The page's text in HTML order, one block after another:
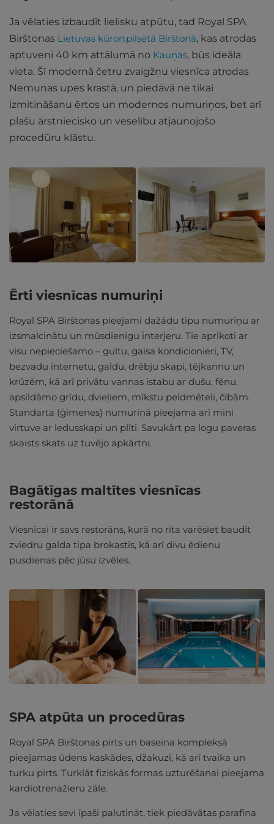
Ja vēlaties izbaudīt lielisku atpūtu, tad Royal SPA
Birštonas Lietuvas kūrortpilsētā Birštonā, kas atrodas
aptuveni 40 km attālumā no Kauņas, būs ideāla
vieta. Šī modernā četru zvaigžņu viesnīca atrodas
Nemunas upes krastā, un piedāvā ne tikai
izmitināšanu ērtos un modernos numuriņos, bet arī
plašu ārstniecisko un veselību atjaunojošo
procedūru klāstu.
Ērti viesnīcas numuriņi
Royal SPA Birštonas pieejami dažādu tipu numuriņu ar
izsmalcinātu un mūsdienīgu interjeru. Tie aprīkoti ar
visu nepieciešamo – gultu, gaisa kondicionieri, TV,
bezvadu internetu, galdu, drēbju skapi, tējkannu un
krūzēm, kā arī privātu vannas istabu ar dušu, fēnu,
apsildāmo grīdu, dvieļiem, mīkstu peldmēteli, čībām.
Standarta (ģimenes) numuriņā pieejama arī mini
virtuve ar ledusskapi un plīti. Savukārt pa logu paveras
skaists skats uz tuvējo apkārtni.
Bagātīgas maltītes viesnīcas
restorānā
Viesnīcai ir savs restorāns, kurā no rīta varēsiet baudīt
zviedru galda tipa brokastis, kā arī divu ēdienu
pusdienas pēc jūsu izvēles.
SPA atpūta un procedūras
Royal SPA Birštonas pirts un baseina kompleksā
pieejamas ūdens kaskādes, džakuzi, kā arī tvaika un
turku pirts. Turklāt fiziskās formas uzturēšanai pieejama
kardiotrenažieru zāle.
Ja vēlaties sevi īpaši palutināt, tiek piedāvātas parafīna